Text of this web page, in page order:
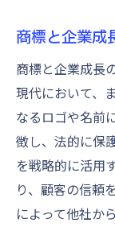
商標と企業成
商標と企業成長
現代において、
なるロゴや名前
徴し、法的に保
を戦略的に活用
り、顧客の信頼
によって他社か